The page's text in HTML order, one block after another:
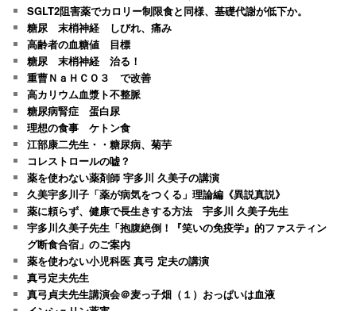
SGLT2阻害薬でカロリー制限食と同様、基礎代謝が低下か。
糖尿 末梢神経 しびれ、痛み
高齢者の血糖値 目標
糖尿 末梢神経 治る！
重曹ＮａＨＣＯ３ で改善
高カリウム血漿ト不整脈
糖尿病腎症 蛋白尿
理想の食事 ケトン食
江部康二先生・・糖尿病、菊芋
コレストロールの嘘？
薬を使わない薬剤師 宇多川 久美子の講演
久美宇多川子「薬が病気をつくる」理論編《異説真説》
薬に頼らず、健康で長生きする方法 宇多川 久美子先生
宇多川久美子先生「抱腹絶倒！『笑いの免疫学』的ファスティン
グ断食合宿」のご案内
薬を使わない小児科医 真弓 定夫の講演
真弓定夫先生
真弓貞夫先生講演会＠麦っ子畑（１）おっぱいは血液